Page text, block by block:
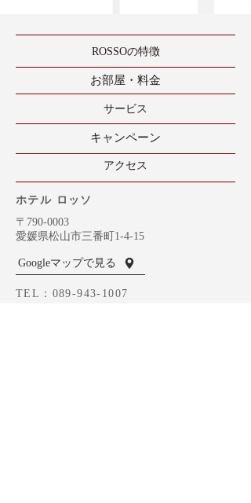
ROSSOの特徴
​お部屋・料金
​サービス
​キャンペーン
​アクセス
ホテル ロッソ
〒790-0003
愛媛県松山市三番町1-4-15
Googleマップで見る
TEL：089-943-1007